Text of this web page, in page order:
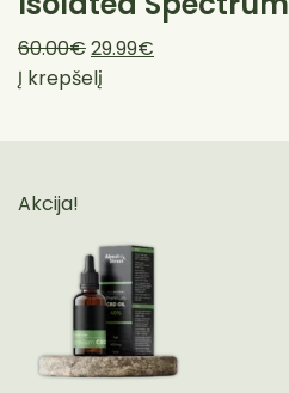
60.00€Pradinė
kaina
29.99€
Į krepšelį
Akcija!